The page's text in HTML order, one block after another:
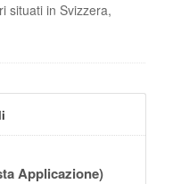
situati in Svizzera,
Applicazione)